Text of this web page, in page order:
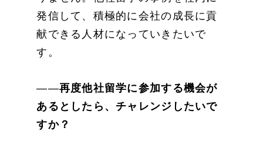
発信して、積極的に会社の成長に貢
献できる人材になっていきたいで
す。
――再度他社留学に参加する機会が
あるとしたら、チャレンジしたいで
すか？